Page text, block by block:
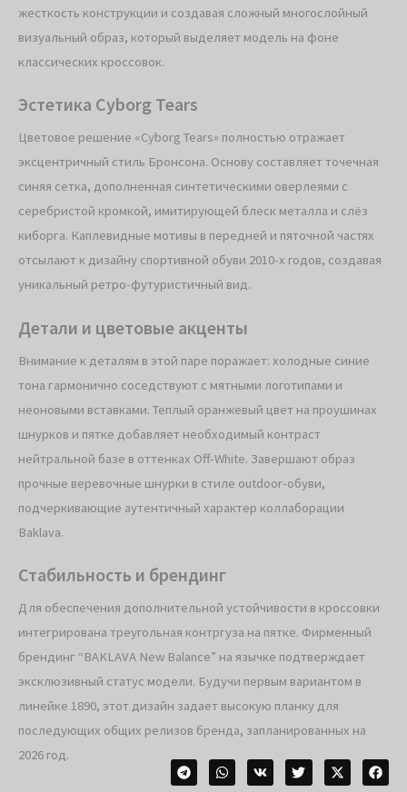
жесткость конструкции и создавая сложный многослойный
визуальный образ, который выделяет модель на фоне
классических кроссовок.
Эстетика Cyborg Tears
Цветовое решение «Cyborg Tears» полностью отражает
эксцентричный стиль Бронсона. Основу составляет точечная
синяя сетка, дополненная синтетическими оверлеями с
серебристой кромкой, имитирующей блеск металла и слёз
киборга. Каплевидные мотивы в передней и пяточной частях
отсылают к дизайну спортивной обуви 2010-х годов, создавая
уникальный ретро-футуристичный вид.
Детали и цветовые акценты
Внимание к деталям в этой паре поражает: холодные синие
тона гармонично соседствуют с мятными логотипами и
неоновыми вставками. Теплый оранжевый цвет на проушинах
шнурков и пятке добавляет необходимый контраст
нейтральной базе в оттенках Off-White. Завершают образ
прочные веревочные шнурки в стиле outdoor-обуви,
подчеркивающие аутентичный характер коллаборации
Baklava.
Стабильность и брендинг
Для обеспечения дополнительной устойчивости в кроссовки
интегрирована треугольная контргуза на пятке. Фирменный
брендинг “BAKLAVA New Balance” на язычке подтверждает
эксклюзивный статус модели. Будучи первым вариантом в
линейке 1890, этот дизайн задает высокую планку для
последующих общих релизов бренда, запланированных на
2026 год.